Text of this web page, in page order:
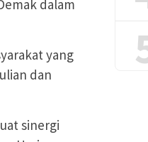
dalam
yang
dan
sinergi